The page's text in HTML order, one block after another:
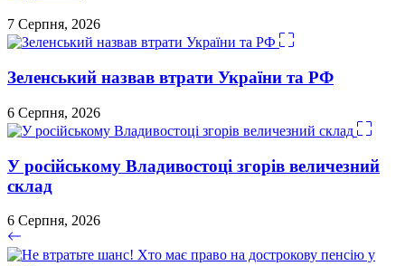
7 Серпня, 2026
Зеленський назвав втрати України та РФ
6 Серпня, 2026
У російському Владивостоці згорів величезний
склад
6 Серпня, 2026